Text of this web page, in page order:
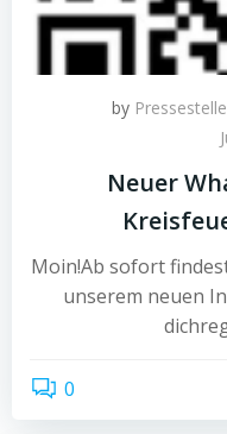
by
Neuer
Moin!Ab sofort
unserem neuen
0